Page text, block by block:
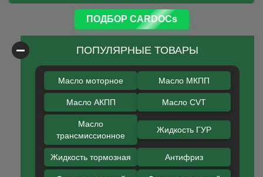
ПОДБОР CARDOCs
ПОПУЛЯРНЫЕ ТОВАРЫ
Масло моторное Масло МКПП
Масло АКПП Масло CVT
Масло
трансмиссионное
Жидкость ГУР
Жидкость тормозная Антифриз